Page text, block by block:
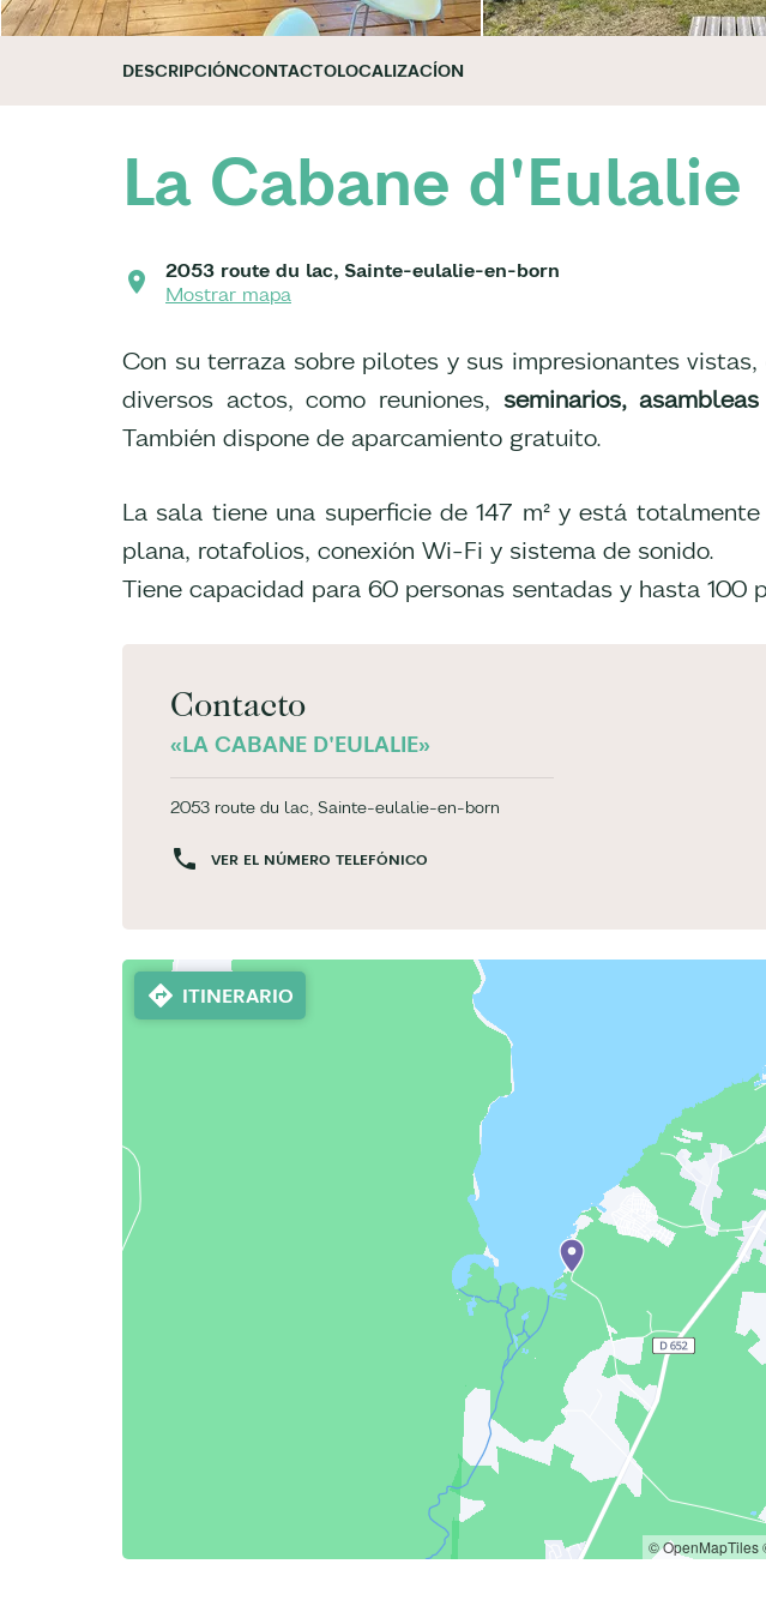
DESCRIPCIÓNCONTACTOLOCALIZACÍON
La Cabane d'Eulalie
2053 route du lac, Sainte-eulalie-en-born
Mostrar mapa
Con su terraza sobre pilotes y sus impresionantes
diversos actos, como reuniones, seminarios,
También dispone de aparcamiento gratuito.
La sala tiene una superficie de 147 m² y está
plana, rotafolios, conexión Wi-Fi y sistema de sonido.
Tiene capacidad para 60 personas sentadas y hasta 100
Contacto
«LA CABANE D'EULALIE»
2053 route du lac, Sainte-eulalie-en-born
VER EL NÚMERO TELEFÓNICO
ITINERARIO
© OpenMapTiles